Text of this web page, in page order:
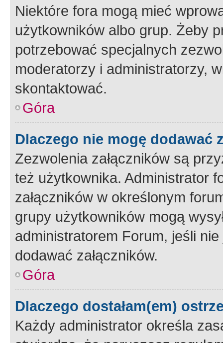
Niektóre fora mogą mieć
użytkowników albo grup. Żeby
potrzebować specjalnych
moderatorzy i administratorzy,
skontaktować.
Góra
Dlaczego nie mogę dodawać
Zezwolenia załączników są
też użytkownika. Administrator
załączników w określonym
grupy użytkowników mogą
administratorem Forum, jeśli
dodawać załączników.
Góra
Dlaczego dostałam(em)
Każdy administrator określa